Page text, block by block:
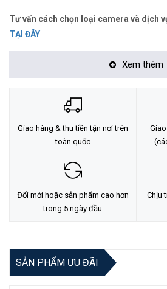
Tư vấn cách chọn loại camera và dịch
TẠI ĐÂY
Xem thêm
Giao hàng & thu tiền tận nơi trên
toàn quốc
Đổi mới hoặc sản phẩm cao hơn
trong 5 ngày đầu
Chịu
SẢN PHẨM ƯU ĐÃI